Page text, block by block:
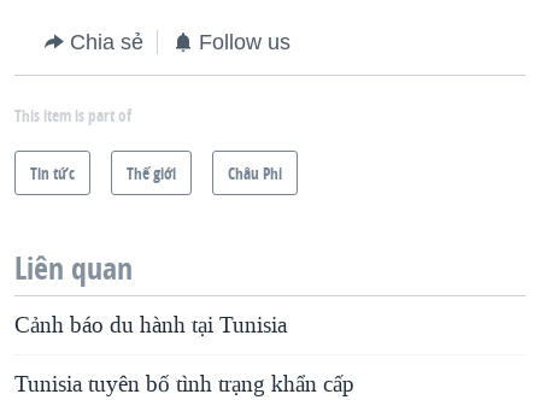
Chia sẻ Follow us
This item is part of
Tin tức Thế giới Châu Phi
Liên quan
Cảnh báo du hành tại Tunisia
Tunisia tuyên bố tình trạng khẩn cấp